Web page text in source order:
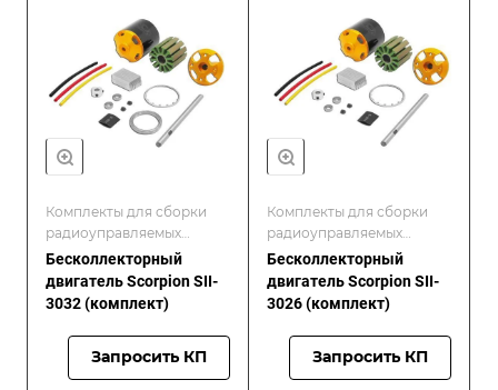
Комплекты для сборки
радиоуправляемых
моделей/Scorpion
Бесколлекторный
двигатель Scorpion SII-
3032 (комплект)
Запросить КП
Комплекты для сборки
радиоуправляемых
моделей/Scorpion
Бесколлекторный
двигатель Scorpion SII-
3026 (комплект)
Запросить КП